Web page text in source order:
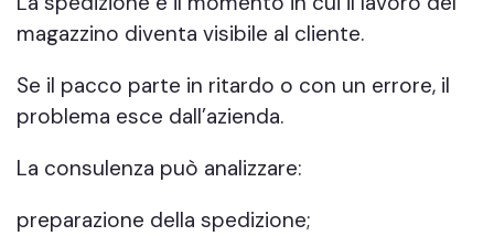
magazzino diventa visibile al cliente.
Se il pacco parte in ritardo o con un errore, il
problema esce dall’azienda.
La consulenza può analizzare:
preparazione della spedizione;